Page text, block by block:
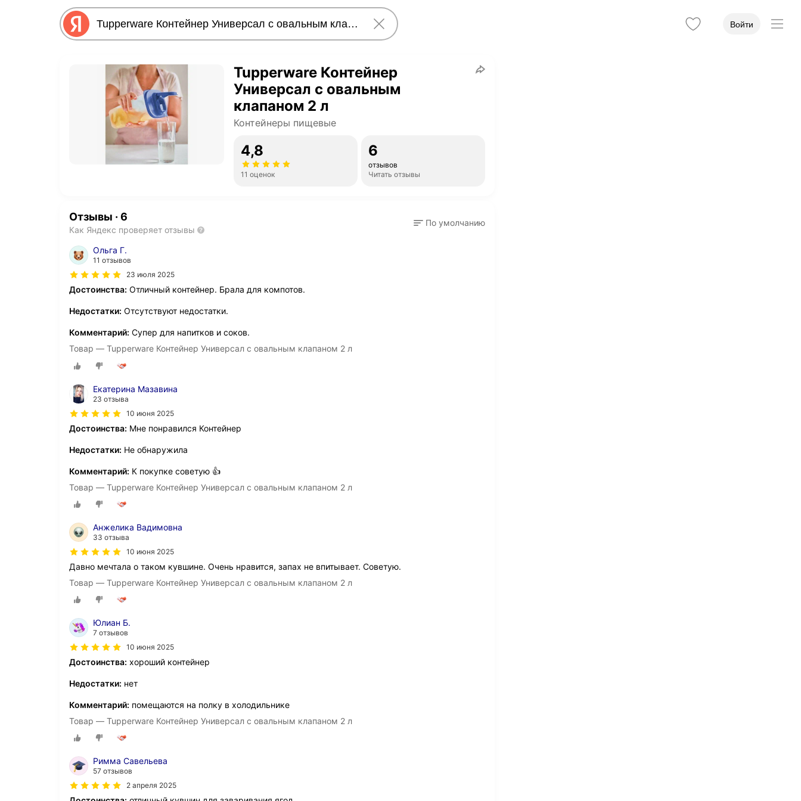
Войти
Tupperware Контейнер
Универсал с овальным
клапаном 2 л
Контейнеры пищевые
4,8
11 оценок
6
отзывов
Читать отзывы
Отзывы · 6
Как Яндекс проверяет отзывы
По умолчанию
Ольга Г.
11 отзывов
23 июля 2025
Достоинства: Отличный контейнер. Брала для компотов.
Недостатки: Отсутствуют недостатки.
Комментарий: Супер для напитков и соков.
Товар — Tupperware Контейнер Универсал с овальным клапаном 2 л
Екатерина Мазавина
23 отзыва
10 июня 2025
Достоинства: Мне понравился Контейнер
Недостатки: Не обнаружила
Комментарий: К покупке советую 👍
Товар — Tupperware Контейнер Универсал с овальным клапаном 2 л
Анжелика Вадимовна
33 отзыва
10 июня 2025
Давно мечтала о таком кувшине. Очень нравится, запах не впитывает. Советую.
Товар — Tupperware Контейнер Универсал с овальным клапаном 2 л
Юлиан Б.
7 отзывов
10 июня 2025
Достоинства: хороший контейнер
Недостатки: нет
Комментарий: помещаются на полку в холодильнике
Товар — Tupperware Контейнер Универсал с овальным клапаном 2 л
Римма Савельева
57 отзывов
2 апреля 2025